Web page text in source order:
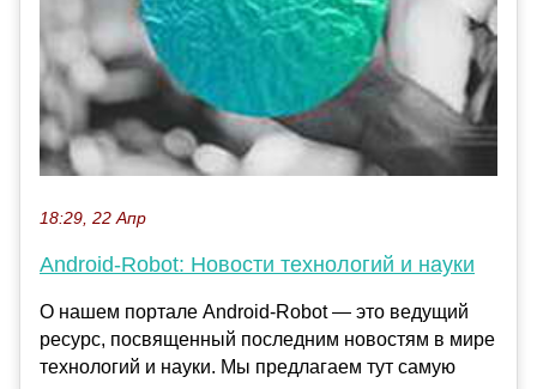
18:29, 22 Апр
Android-Robot: Новости технологий и науки
О нашем портале Android-Robot — это ведущий
ресурс, посвященный последним новостям в мире
технологий и науки. Мы предлагаем тут самую